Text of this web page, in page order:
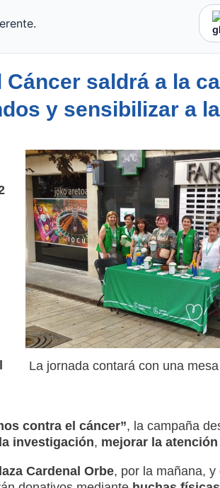
saldrá a la
y sensibilizar a
La jornada contará con una
contra el cáncer”, la campaña
investigación, mejorar la atención
Cardenal Orbe, por la mañana,